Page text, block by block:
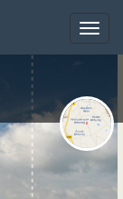
Toggle
Toggle